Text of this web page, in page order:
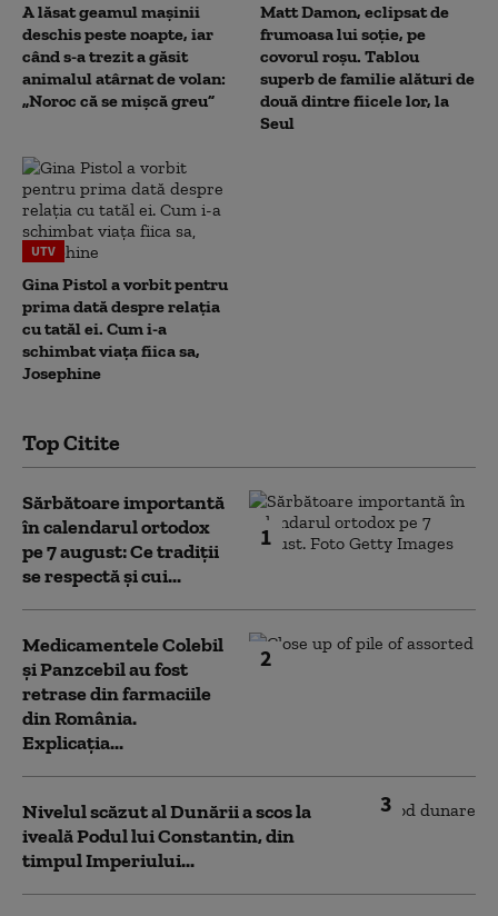
A lăsat geamul mașinii
deschis peste noapte, iar
când s-a trezit a găsit
animalul atârnat de volan:
„Noroc că se mișcă greu”
Matt Damon, eclipsat de
frumoasa lui soție, pe
covorul roșu. Tablou
superb de familie alături de
două dintre fiicele lor, la
Seul
UTV
Gina Pistol a vorbit pentru
prima dată despre relația
cu tatăl ei. Cum i-a
schimbat viața fiica sa,
Josephine
Top Citite
1
Sărbătoare importantă
în calendarul ortodox
pe 7 august: Ce tradiții
se respectă și cui...
2
Medicamentele Colebil
și Panzcebil au fost
retrase din farmaciile
din România.
Explicația...
3
Nivelul scăzut al Dunării a scos la
iveală Podul lui Constantin, din
timpul Imperiului...